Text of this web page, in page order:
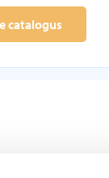
catalogus